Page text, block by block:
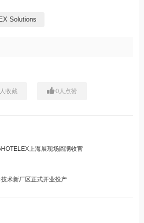
Solutions
人收藏 0 人点赞
上海展现场圆满收官
术新厂区正式开业投产